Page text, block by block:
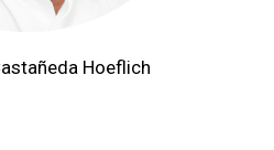
Hoeflich